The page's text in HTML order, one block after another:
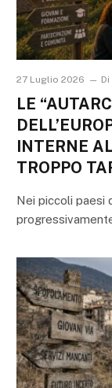
27 Luglio 2026 Di
LE
INTERNE
TROPPO
Nei piccoli paesi